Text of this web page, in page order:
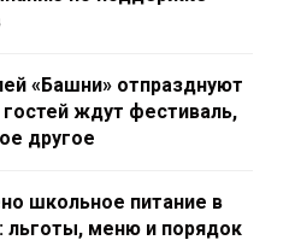
«Башни» отпразднуют
ждут фестиваль,
другое
школьное питание в
льготы, меню и порядок